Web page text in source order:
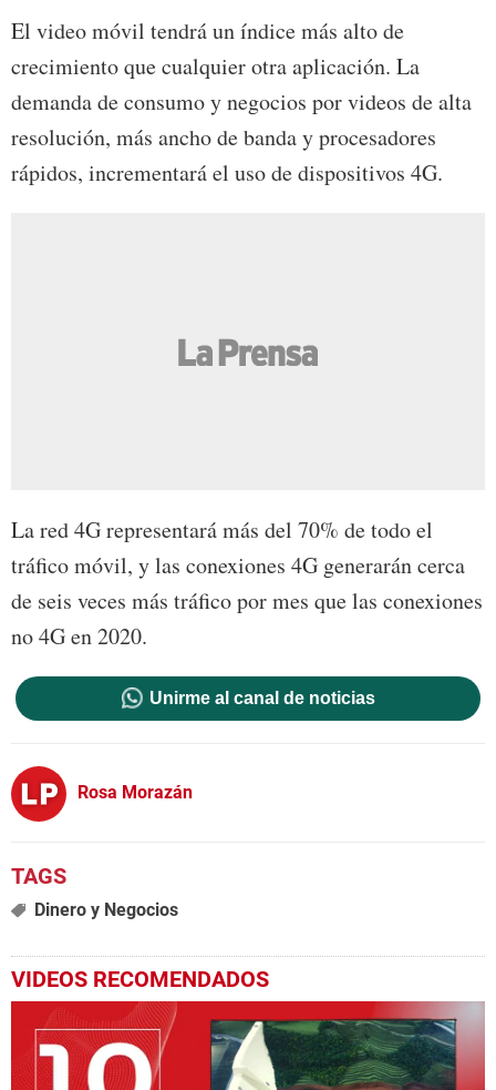
El video móvil tendrá un índice más alto de
crecimiento que cualquier otra aplicación. La
demanda de consumo y negocios por videos de alta
resolución, más ancho de banda y procesadores
rápidos, incrementará el uso de dispositivos 4G.
La red 4G representará más del 70% de todo el
tráfico móvil, y las conexiones 4G generarán cerca
de seis veces más tráfico por mes que las conexiones
no 4G en 2020.
Unirme al canal de noticias
Rosa Morazán
Dinero y Negocios
VIDEOS RECOMENDADOS